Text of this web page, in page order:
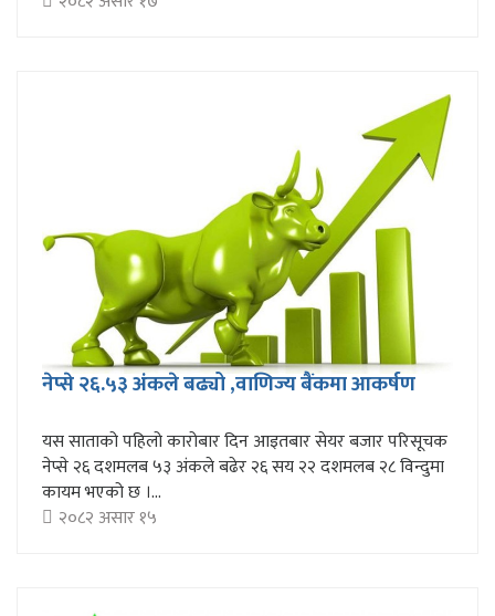
नेप्से २६.५३ अंकले बढ्यो ,वाणिज्य बैंकमा आकर्षण
यस साताको पहिलो कारोबार दिन आइतबार सेयर बजार परिसूचक
नेप्से २६ दशमलब ५३ अंकले बढेर २६ सय २२ दशमलब २८ विन्दुमा
कायम भएको छ ।...
२०८२ असार १५